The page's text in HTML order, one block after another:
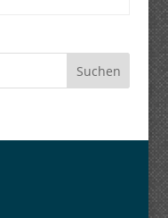
Suchen